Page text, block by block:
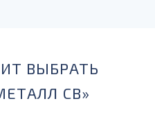
ВЫБРАТЬ
СВ»